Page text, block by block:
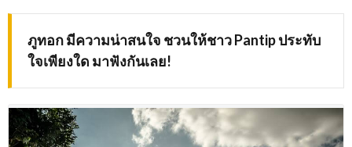
ภูทอกมีความน่าสนใจ ชวนให้ชาวPantipประทับ
ใจเพียงใด มาฟังกันเลย!